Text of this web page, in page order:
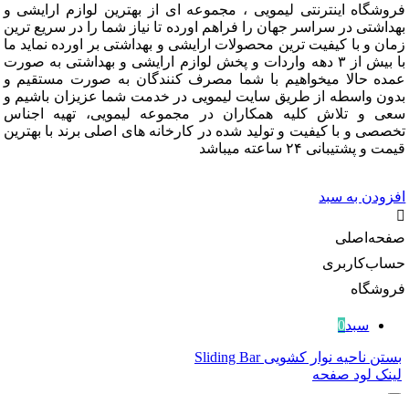
فروشگاه اینترنتی لیمویی ، مجموعه ای از بهترین لوازم ارایشی و
بهداشتی در سراسر جهان را فراهم اورده تا نیاز شما را در سریع ترین
زمان و با کیفیت ترین محصولات ارایشی و بهداشتی بر اورده نماید ما
با بیش از ۳ دهه واردات و پخش لوازم ارایشی و بهداشتی به صورت
عمده حالا میخواهیم با شما مصرف کنندگان به صورت مستقیم و
بدون واسطه از طریق سایت لیمویی در خدمت شما عزیزان باشیم و
سعی و تلاش کلیه همکاران در مجموعه لیمویی، تهیه اجناس
تخصصی و با کیفیت و تولید شده در کارخانه های اصلی برند با بهترین
قیمت و پشتیبانی ۲۴ ساعته میباشد
افزودن به سبد
صفحه‌اصلی
حساب‌کاربری
فروشگاه
سبد0
بستن ناحیه نوار کشویی Sliding Bar
لینک لود صفحه